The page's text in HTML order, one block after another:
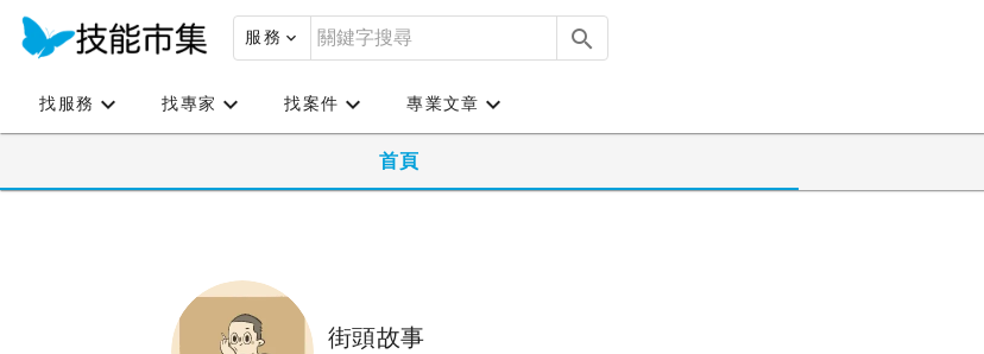
服務
找服務 找專家 找案件 專業文章
首頁
街頭故事